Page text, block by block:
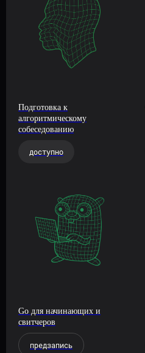
Подготовка к
алгоритмическому
собеседованию
доступно
Go для начинающих и
свитчеров
предзапись